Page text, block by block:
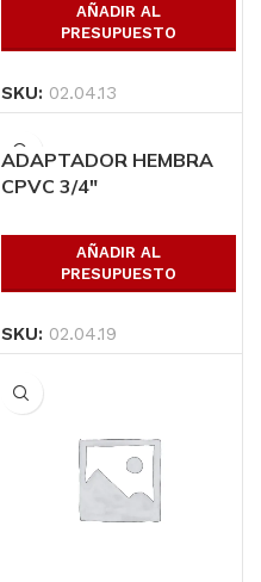
AÑADIR AL
PRESUPUESTO
SKU: 02.04.13
ADAPTADOR HEMBRA
CPVC 3/4″
AÑADIR AL
PRESUPUESTO
SKU: 02.04.19